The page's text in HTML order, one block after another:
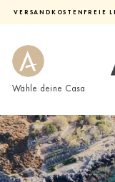
VERSANDKOSTENFREIE
Wähle deine Casa